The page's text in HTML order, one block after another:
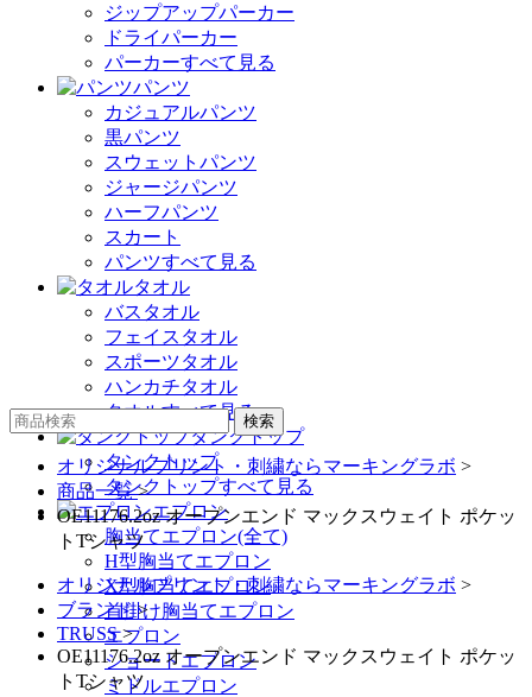
ジップアップパーカー
ドライパーカー
パーカーすべて見る
パンツ
カジュアルパンツ
黒パンツ
スウェットパンツ
ジャージパンツ
ハーフパンツ
スカート
パンツすべて見る
タオル
バスタオル
フェイスタオル
スポーツタオル
ハンカチタオル
タオルすべて見る
タンクトップ
タンクトップ
タンクトップすべて見る
エプロン
胸当てエプロン(全て)
H型胸当てエプロン
X型胸当てエプロン
首掛け胸当てエプロン
エプロン
ショートエプロン
ミドルエプロン
オリジナルプリント・刺繍ならマーキングラボ >
商品一覧 >
OE11176.2oz オープンエンド マックスウェイト ポケッ
トTシャツ
オリジナルプリント・刺繍ならマーキングラボ >
ブランド >
TRUSS >
OE11176.2oz オープンエンド マックスウェイト ポケッ
トTシャツ